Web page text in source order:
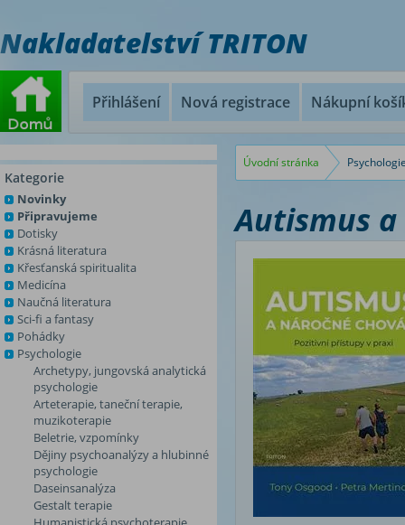
Nakladatelství TRITON
Přihlášení Nová registrace Nákupní
Kategorie
Novinky
Připravujeme
Dotisky
Krásná literatura
Křesťanská spiritualita
Medicína
Naučná literatura
Sci-fi a fantasy
Pohádky
Psychologie
Archetypy, jungovská analytická
psychologie
Arteterapie, taneční terapie,
muzikoterapie
Beletrie, vzpomínky
Dějiny psychoanalýzy a hlubinné
psychologie
Daseinsanalýza
Gestalt terapie
Úvodní stránka
Autismus